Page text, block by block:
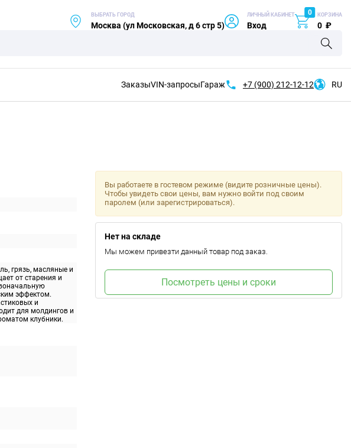
ВЫБРАТЬ ГОРОД
Москва (ул Московская, д 6 стр 5)
ЛИЧНЫЙ КАБИНЕТ
Вход
0 КОРЗИНА
0 ₽
ЗаказыVIN-запросыГараж +7 (900) 212-12-12 RU
грязь, масляные и
от старения и
эффектом.
и
для молдингов и
клубники.
Вы работаете в гостевом режиме (видите розничные цены).
Чтобы увидеть свои цены, вам нужно войти под своим
паролем (или зарегистрироваться).
Нет на складе
Мы можем привезти данный товар под заказ.
Посмотреть цены и сроки